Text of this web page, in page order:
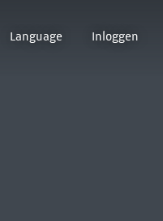
Language Inloggen